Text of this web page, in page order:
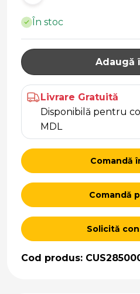
În stoc
Adaugă
Livrare Gratuită
Disponibilă pentru
MDL
Comandă
Comandă
Solicită
Cod produs: